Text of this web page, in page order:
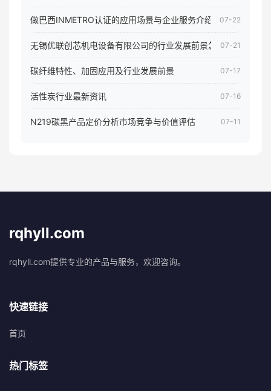
做巴西INMETRO认证的应用场景与企业服务介绍 07-22
无锡优联创芯机电设备有限公司的行业发展前景怎样07-21
碳纤维特性、加固应用及行业发展前景 07-17
活性炭行业最新资讯 07-16
N219碳黑产品定价分析市场竞争与价值评估 07-11
rqhyll.com
rqhyll.com提供专业的产品与服务，欢迎咨询。
快速链接
首页
热门标签